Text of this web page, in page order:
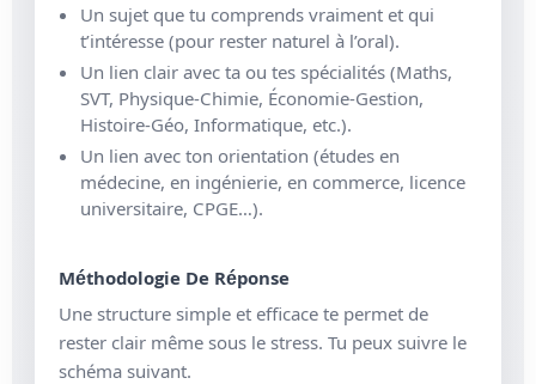
Un sujet que tu comprends vraiment et qui
t’intéresse (pour rester naturel à l’oral).
Un lien clair avec ta ou tes spécialités (Maths,
SVT, Physique-Chimie, Économie-Gestion,
Histoire-Géo, Informatique, etc.).
Un lien avec ton orientation (études en
médecine, en ingénierie, en commerce, licence
universitaire, CPGE…).
Méthodologie De Réponse
Une structure simple et efficace te permet de
rester clair même sous le stress. Tu peux suivre le
schéma suivant.